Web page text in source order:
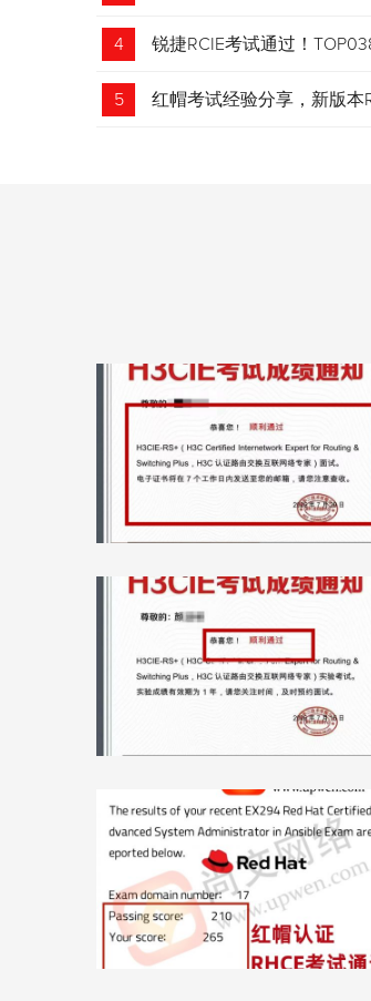
4 锐捷RCIE考试通过！
5 红帽考试经验分享，新版本